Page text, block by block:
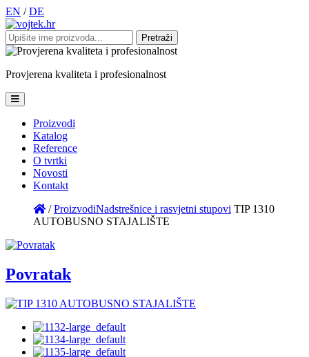
EN / DE
Pretraži:
Provjerena kvaliteta i profesionalnost
Proizvodi
Katalog
Reference
O tvrtki
Novosti
Kontakt
/ProizvodiNadstrešnice i rasvjetni stupovi TIP 1310
AUTOBUSNO STAJALIŠTE
Povratak